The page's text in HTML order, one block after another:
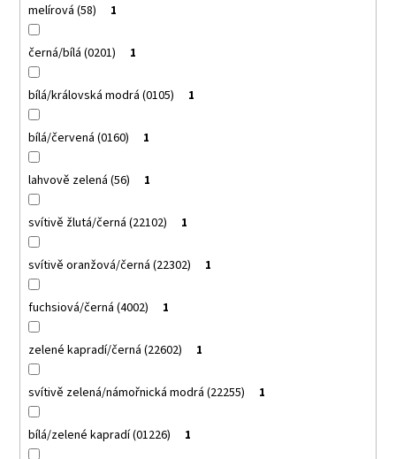
melírová (58) 1
černá/bílá (0201) 1
bílá/královská modrá (0105) 1
bílá/červená (0160) 1
lahvově zelená (56) 1
svítivě žlutá/černá (22102) 1
svítivě oranžová/černá (22302) 1
fuchsiová/černá (4002) 1
zelené kapradí/černá (22602) 1
svítivě zelená/námořnická modrá (22255) 1
bílá/zelené kapradí (01226) 1